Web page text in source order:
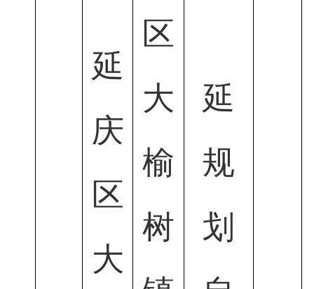
延
庆
区
大
区
大
榆
树
延
规
划